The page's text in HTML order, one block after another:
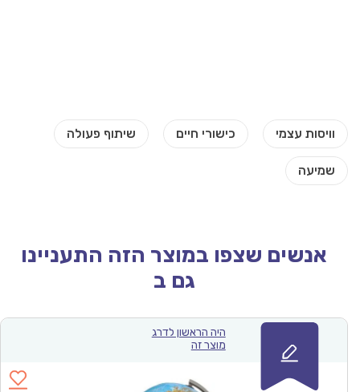
אנשים שצפו במוצר הזה התעניינו
גם ב
היה הראשון לדרג
מוצר זה